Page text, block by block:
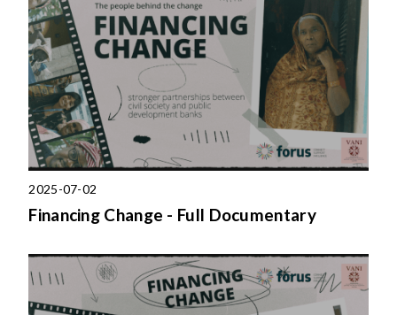
2025-07-02
Financing Change - Full Documentary